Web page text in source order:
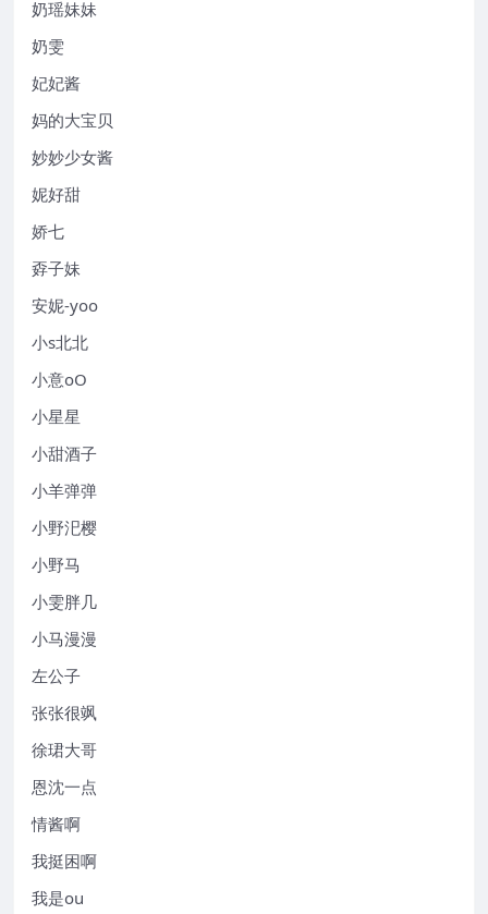
奶瑶妹妹
奶雯
妃妃酱
妈的大宝贝
妙妙少女酱
妮好甜
娇七
孬子妹
安妮-yoo
小s北北
小意oO
小星星
小甜酒子
小羊弹弹
小野汜樱
小野马
小雯胖几
小马漫漫
左公子
张张很飒
徐珺大哥
恩沈一点
情酱啊
我挺困啊
我是ou